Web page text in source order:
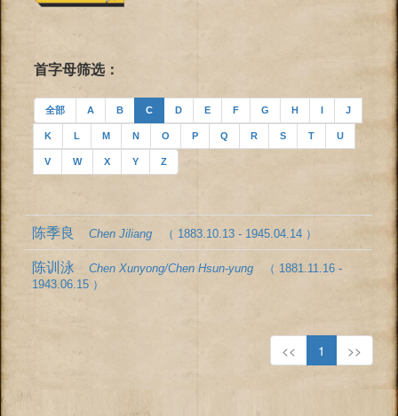
首字母筛选：
全部 A B C D E F G H I J
K L M N O P Q R S T U
V W X Y Z
陈季良Chen Jiliang （ 1883.10.13 - 1945.04.14 ）
陈训泳Chen Xunyong/Chen Hsun-yung
（ 1881.11.16 -
1943.06.15 ）
<< 1 >>